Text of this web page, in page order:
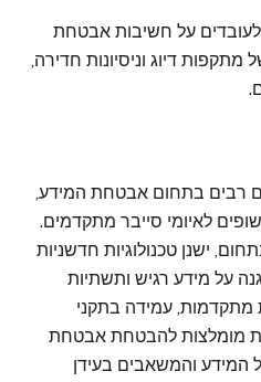
על חשיבות אבטחת
דיוג וניסיונות חדירה,
רבים בתחום אבטחת המידע,
לאיומי סייבר מתקדמים.
ישנן טכנולוגיות חדשניות
על מידע רגיש ותשתיות
מתקדמות, עמידה בתקני
מומלצות להבטחת אבטחת
המידע והמשאבים בעידן